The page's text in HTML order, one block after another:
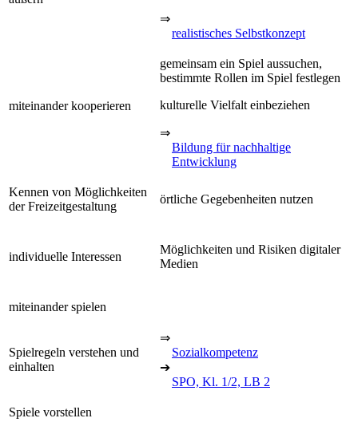
⇒
realistisches Selbstkonzept
miteinander kooperieren
gemeinsam ein Spiel aussuchen,
bestimmte Rollen im Spiel festlegen
kulturelle Vielfalt einbeziehen
⇒
Bildung für nachhaltige
Entwicklung
Kennen von Möglichkeiten
der Freizeitgestaltung
örtliche Gegebenheiten nutzen
individuelle Interessen
Möglichkeiten und Risiken digitaler
Medien
miteinander spielen
Spielregeln verstehen und
einhalten
⇒
Sozialkompetenz
➔
SPO, Kl. 1/2, LB 2
Spiele vorstellen